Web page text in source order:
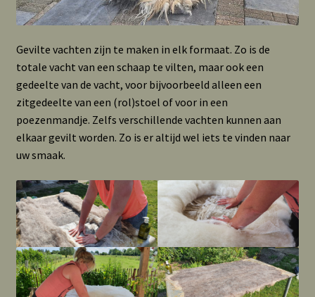
Gevilte vachten zijn te maken in elk formaat. Zo is de
totale vacht van een schaap te vilten, maar ook een
gedeelte van de vacht, voor bijvoorbeeld alleen een
zitgedeelte van een (rol)stoel of voor in een
poezenmandje. Zelfs verschillende vachten kunnen aan
elkaar gevilt worden. Zo is er altijd wel iets te vinden naar
uw smaak.